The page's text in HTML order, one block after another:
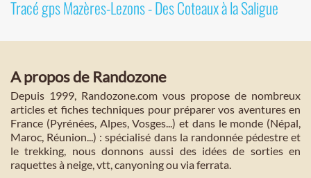
Tracé gps Mazères-Lezons - Des Coteaux à la Saligue
A propos de Randozone
Depuis 1999, Randozone.com vous propose de nombreux
articles et fiches techniques pour préparer vos aventures en
France (Pyrénées, Alpes, Vosges...) et dans le monde (Népal,
Maroc, Réunion...) : spécialisé dans la randonnée pédestre et
le trekking, nous donnons aussi des idées de sorties en
raquettes à neige, vtt, canyoning ou via ferrata.